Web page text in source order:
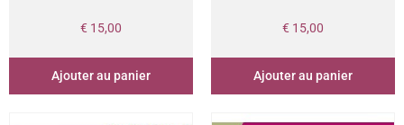
€ 15,00
Ajouter au panier
€ 15,00
Ajouter au panier